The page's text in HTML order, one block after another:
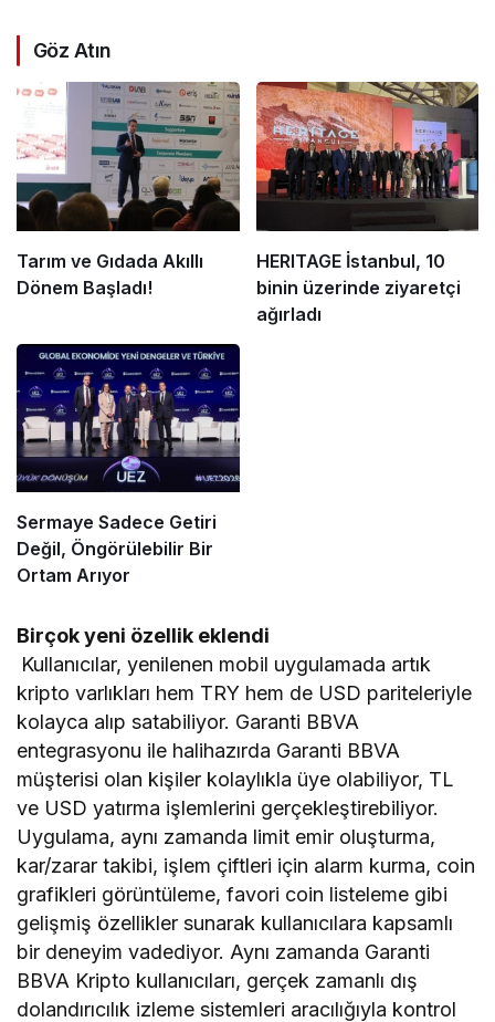
Göz Atın
Tarım ve Gıdada Akıllı
Dönem Başladı!
HERITAGE İstanbul, 10
binin üzerinde ziyaretçi
ağırladı
Sermaye Sadece Getiri
Değil, Öngörülebilir Bir
Ortam Arıyor
Birçok yeni özellik eklendi
Kullanıcılar, yenilenen mobil uygulamada artık
kripto varlıkları hem TRY hem de USD pariteleriyle
kolayca alıp satabiliyor. Garanti BBVA
entegrasyonu ile halihazırda Garanti BBVA
müşterisi olan kişiler kolaylıkla üye olabiliyor, TL
ve USD yatırma işlemlerini gerçekleştirebiliyor.
Uygulama, aynı zamanda limit emir oluşturma,
kar/zarar takibi, işlem çiftleri için alarm kurma, coin
grafikleri görüntüleme, favori coin listeleme gibi
gelişmiş özellikler sunarak kullanıcılara kapsamlı
bir deneyim vadediyor. Aynı zamanda Garanti
BBVA Kripto kullanıcıları, gerçek zamanlı dış
dolandırıcılık izleme sistemleri aracılığıyla kontrol